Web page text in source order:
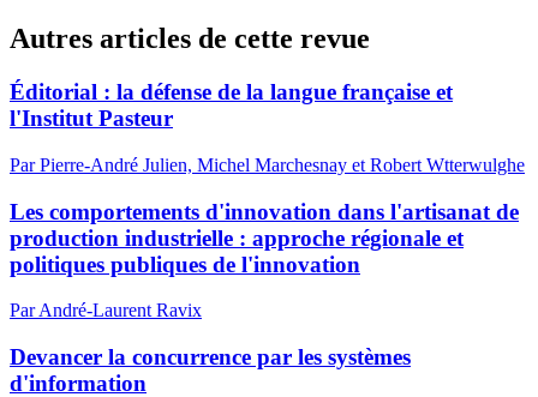
Autres articles de cette revue
Éditorial : la défense de la langue française et
l'Institut Pasteur
Par Pierre-André Julien, Michel Marchesnay et Robert Wtterwulghe
Les comportements d'innovation dans l'artisanat de
production industrielle : approche régionale et
politiques publiques de l'innovation
Par André-Laurent Ravix
Devancer la concurrence par les systèmes
d'information